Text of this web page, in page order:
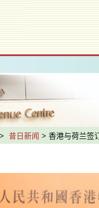
昔日新闻 > 香港与荷兰签